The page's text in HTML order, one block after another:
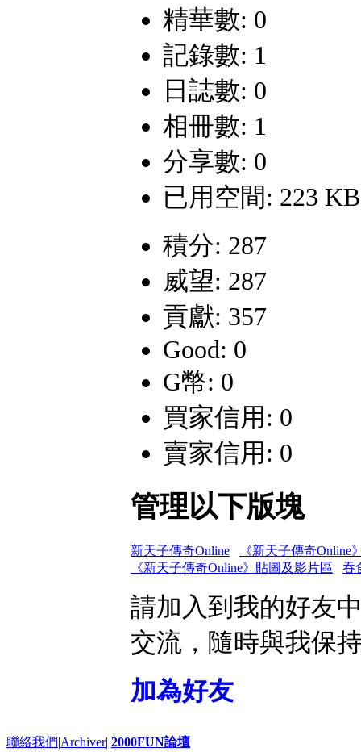
精華數: 0
記錄數: 1
日誌數: 0
相冊數: 1
分享數: 0
已用空間: 223 KB
積分: 287
威望: 287
貢獻: 357
Good: 0
G幣: 0
買家信用: 0
賣家信用: 0
管理以下版塊
新天子傳奇Online
《新天子傳奇Online
《新天子傳奇Online》貼圖及影片區
吞
請加入到我的好友
交流，隨時與我保
加為好友
聯絡我們|Archiver| 2000FUN論壇